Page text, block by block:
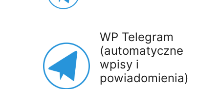
WP Telegram
(automatyczne
wpisy i
powiadomienia)